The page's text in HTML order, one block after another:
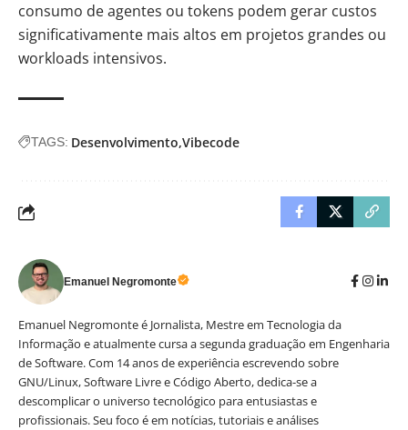
consumo de agentes ou tokens podem gerar custos
significativamente mais altos em projetos grandes ou
workloads intensivos.
TAGS: Desenvolvimento Vibecode
Emanuel Negromonte
Emanuel Negromonte é Jornalista, Mestre em Tecnologia da
Informação e atualmente cursa a segunda graduação em Engenharia
de Software. Com 14 anos de experiência escrevendo sobre
GNU/Linux, Software Livre e Código Aberto, dedica-se a
descomplicar o universo tecnológico para entusiastas e
profissionais. Seu foco é em notícias, tutoriais e análises